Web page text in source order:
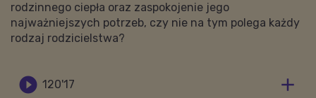
rodzinnego ciepła oraz zaspokojenie jego
najważniejszych potrzeb, czy nie na tym polega każdy
rodzaj rodzicielstwa?
 120'17 